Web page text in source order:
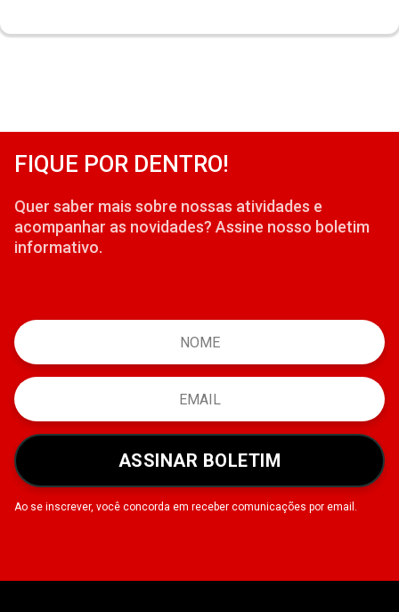
FIQUE POR DENTRO!
Quer saber mais sobre nossas atividades e
acompanhar as novidades? Assine nosso boletim
informativo.
ASSINAR BOLETIM
Ao se inscrever, você concorda em receber comunicações por email.